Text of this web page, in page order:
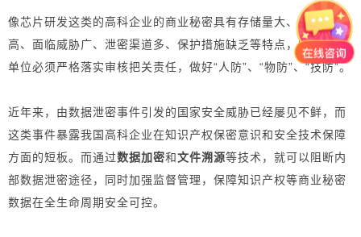
像芯片研发这类的高科企业的商业秘密具有存储量大、机密性
高、面临威胁广、泄密渠道多、保护措施缺乏等特点，因此主体
单位必须严格落实审核把关责任，做好“人防”、“物防”、“技防”。
近年来，由数据泄密事件引发的国家安全威胁已经屡见不鲜，而
这类事件暴露我国高科企业在知识产权保密意识和安全技术保障
方面的短板。 而通过数据加密和文件溯源等技术，就可以阻断内
部数据泄密途径，同时加强监督管理，保障知识产权等商业秘密
数据在全生命周期安全可控。